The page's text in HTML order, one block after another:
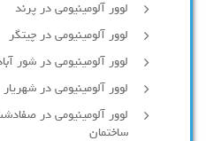
لوور آلومینیومی در پرند
لوور آلومینیومی در چیتگر
لوور آلومینیومی در شور
لوور آلومينيومي در شهريار
لوور آلومینیومی در
ساختمان